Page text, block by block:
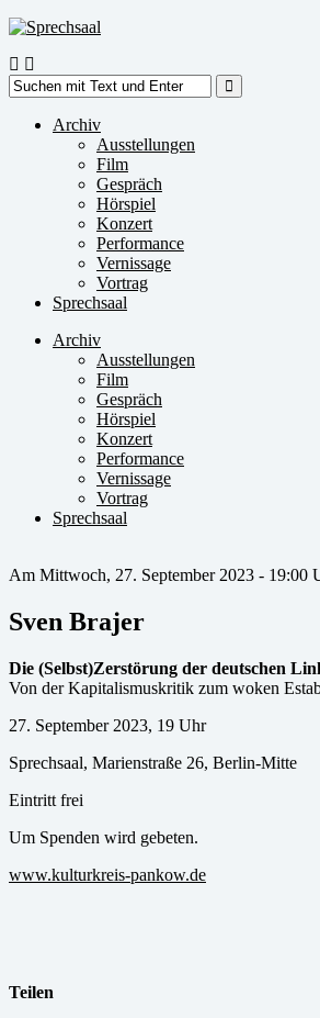
Zum
springen
Suche
nach:
Archiv
Ausstellungen
Film
Gespräch
Hörspiel
Konzert
Performance
Vernissage
Vortrag
Sprechsaal
Archiv
Ausstellungen
Film
Gespräch
Hörspiel
Konzert
Performance
Vernissage
Vortrag
Sprechsaal
Am Mittwoch, 27. September 2023 - 19:00
Sven Brajer
Die (Selbst)Zerstörung der deutschen
Von der Kapitalismuskritik zum woken
27. September 2023, 19 Uhr
Sprechsaal, Marienstraße 26, Berlin-Mitte
Eintritt frei
Um Spenden wird gebeten.
www.kulturkreis-pankow.de
Teilen